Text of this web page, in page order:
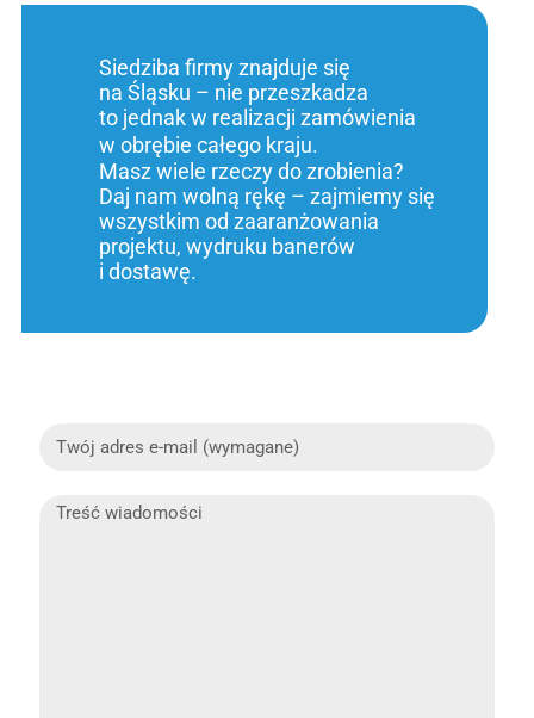
Siedziba firmy znajduje się
na Śląsku – nie przeszkadza
to jednak w realizacji zamówienia
w obrębie całego kraju.
Masz wiele rzeczy do zrobienia?
Daj nam wolną rękę – zajmiemy się
wszystkim od zaaranżowania
projektu, wydruku banerów
i dostawę.